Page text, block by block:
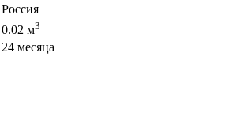
Россия
0.02 м3
24 месяца